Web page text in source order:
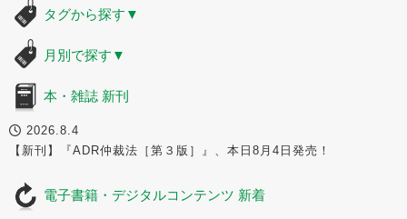
タグから探す ▼
月別で探す ▼
本・雑誌 新刊
2026.8.4
【新刊】『ADR仲裁法［第３版］』、本日8月4日発売！
電子書籍・デジタルコンテンツ 新着